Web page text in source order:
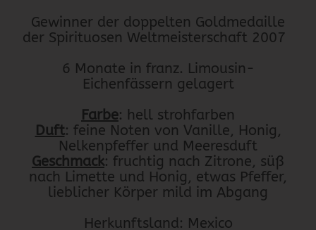
Gewinner der doppelten Goldmedaille
der Spirituosen Weltmeisterschaft 2007
6 Monate in franz. Limousin-
Eichenfässern gelagert
Farbe: hell strohfarben
Duft: feine Noten von Vanille, Honig,
Nelkenpfeffer und Meeresduft
Geschmack: fruchtig nach Zitrone, süß
nach Limette und Honig, etwas Pfeffer,
lieblicher Körper mild im Abgang
Herkunftsland: Mexico